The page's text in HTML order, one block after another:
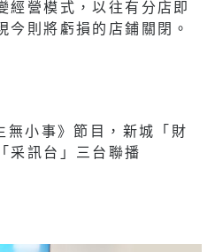
經營模式，以往有分店即
今則將虧損的店鋪關閉。
小事》節目，新城「財
采訊台」三台聯播